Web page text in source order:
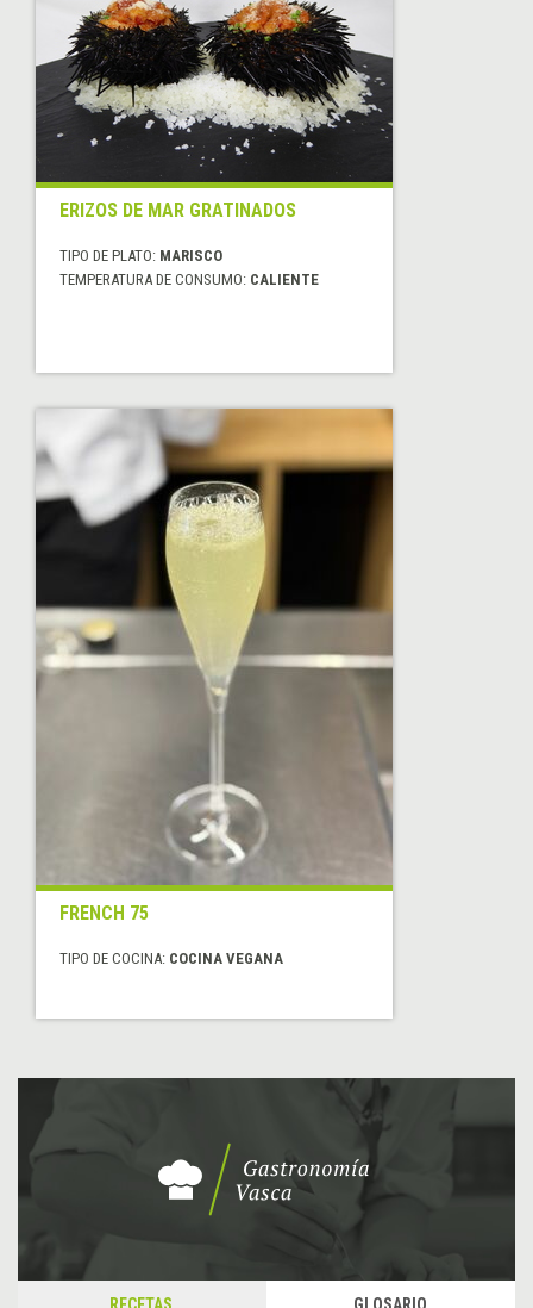
ERIZOS DE MAR GRATINADOS
TIPO DE PLATO: MARISCO
TEMPERATURA DE CONSUMO: CALIENTE
FRENCH 75
TIPO DE COCINA: COCINA VEGANA